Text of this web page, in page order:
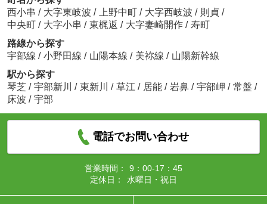
西小串 / 大字東岐波 / 上野中町 / 大字西岐波 / 則貞 /
中央町 / 大字小串 / 東梶返 / 大字妻崎開作 / 寿町
路線から探す
宇部線 / 小野田線 / 山陽本線 / 美祢線 / 山陽新幹線
駅から探す
琴芝 / 宇部新川 / 東新川 / 草江 / 居能 / 岩鼻 / 宇部岬 / 常盤 /
床波 / 宇部
電話でお問い合わせ
営業時間：
9：00-17：45
定休日：
水曜日・祝日